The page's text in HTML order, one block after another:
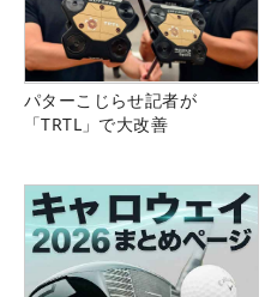
パターこじらせ記者が
「TRTL」で大改善